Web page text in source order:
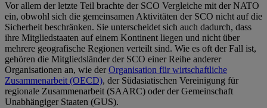
Vor allem der letzte Teil brachte der SCO Vergleiche mit der NATO
ein, obwohl sich die gemeinsamen Aktivitäten der SCO nicht auf die
Sicherheit beschränken. Sie unterscheidet sich auch dadurch, dass
ihre Mitgliedstaaten auf einem Kontinent liegen und nicht über
mehrere geografische Regionen verteilt sind. Wie es oft der Fall ist,
gehören die Mitgliedsländer der SCO einer Reihe anderer
Organisationen an, wie derOrganisation für wirtschaftliche
Zusammenarbeit (OECD), der Südasiatischen Vereinigung für
regionale Zusammenarbeit (SAARC) oder der Gemeinschaft
Unabhängiger Staaten (GUS).